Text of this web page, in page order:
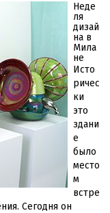
Неде
ля
дизай
на в
Мила
не
Исто
ричес
ки
это
здани
е
было
место
м
встре
Сегодня он